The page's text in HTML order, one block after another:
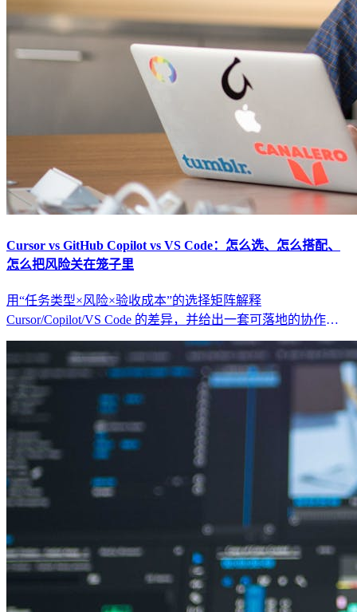
Cursor vs GitHub Copilot vs VS Code：怎么选、怎么搭配、
怎么把风险关在笼子里
用“任务类型×风险×验收成本”的选择矩阵解释
Cursor/Copilot/VS Code 的差异，并给出一套可落地的协作工
作流（范围闸门、最小回归集、回滚策略）。